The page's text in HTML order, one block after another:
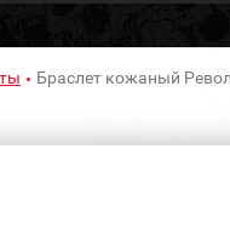
Браслет кожаный